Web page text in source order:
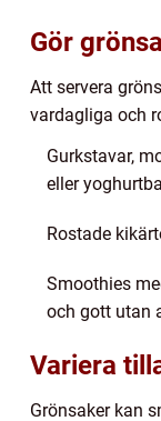
Gör
Att servera
vardagliga och
Gurkstavar,
eller
Rostade
Smoothies
och gott utan
Variera
Grönsaker kan